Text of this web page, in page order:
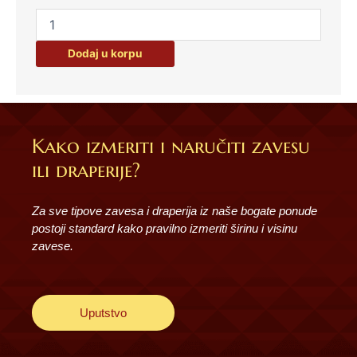
Dodaj u korpu
Kako izmeriti i naručiti zavesu
ili draperije?
Za sve tipove zavesa i draperija iz naše bogate ponude
postoji standard kako pravilno izmeriti širinu i visinu
zavese.
Uputstvo